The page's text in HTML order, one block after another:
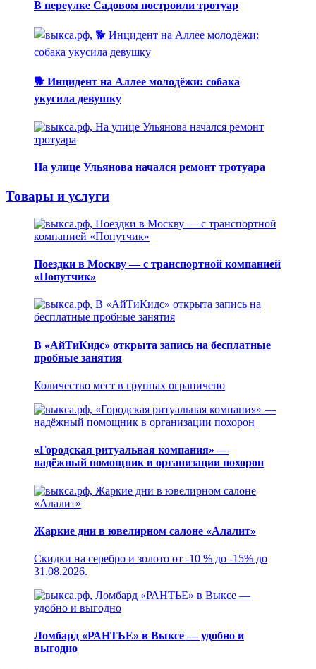
В переулке Садовом построили тротуар
🐕 Инцидент на Аллее молодёжи: собака
укусила девушку
На улице Ульянова начался ремонт тротуара
Товары и услуги
Поездки в Москву — с транспортной компанией
«Попутчик»
В «АйТиКидс» открыта запись на бесплатные
пробные занятия
Количество мест в группах ограничено
«Городская ритуальная компания» —
надёжный помощник в организации похорон
Жаркие дни в ювелирном салоне «Алалит»
Скидки на серебро и золото от -10 % до -15% до
31.08.2026.
Ломбард «РАНТЬЕ» в Выксе — удобно и
выгодно